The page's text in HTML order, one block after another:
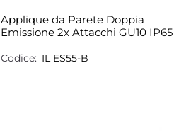
Applique da Parete Doppia
Emissione 2x Attacchi GU10 IP65
Codice: IL ES55-B